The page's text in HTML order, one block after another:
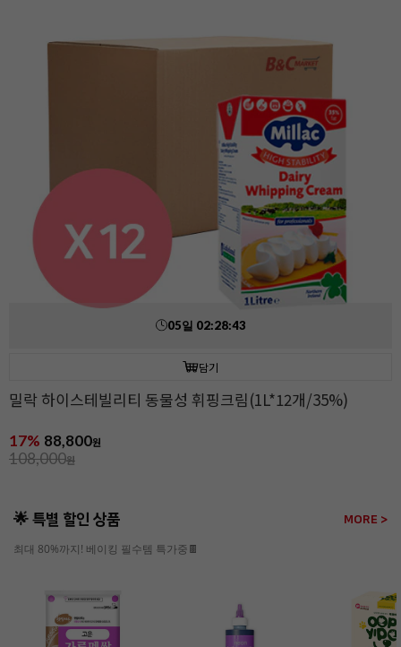
05일 02:28:41
담기
밀락 하이스테빌리티 동물성 휘핑크림(1L*12개/35%)
17% 88,800원
108,000원
🌟 특별 할인 상품 MORE >
최대 80%까지! 베이킹 필수템 특가중🍫